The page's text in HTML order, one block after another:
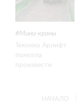
Мини-краны
Техника Арлифт
помогла
произвести
ограниченном
НАЧАЛО